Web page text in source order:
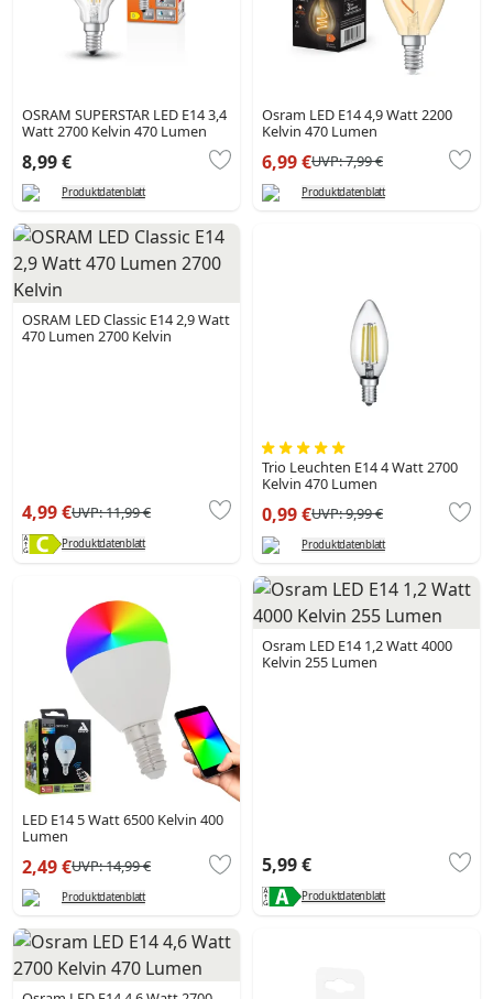
OSRAM SUPERSTAR LED E14 3,4
Watt 2700 Kelvin 470 Lumen
8,99 €
Produktdatenblatt
Osram LED E14 4,9 Watt 2200
Kelvin 470 Lumen
6,99 €UVP:7,99 €
Produktdatenblatt
OSRAM LED Classic E14 2,9 Watt
470 Lumen 2700 Kelvin
4,99 €UVP:11,99 €
Produktdatenblatt
Trio Leuchten E14 4 Watt 2700
Kelvin 470 Lumen
0,99 €UVP:9,99 €
Produktdatenblatt
LED E14 5 Watt 6500 Kelvin 400
Lumen
2,49 €UVP:14,99 €
Produktdatenblatt
Osram LED E14 1,2 Watt 4000
Kelvin 255 Lumen
5,99 €
Produktdatenblatt